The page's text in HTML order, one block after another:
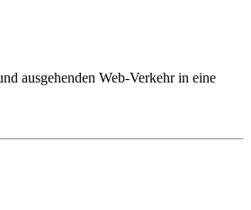
ausgehenden Web-Verkehr in eine